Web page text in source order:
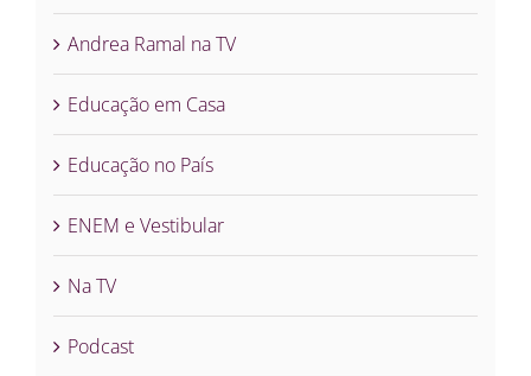
Andrea Ramal na TV
Educação em Casa
Educação no País
ENEM e Vestibular
Na TV
Podcast